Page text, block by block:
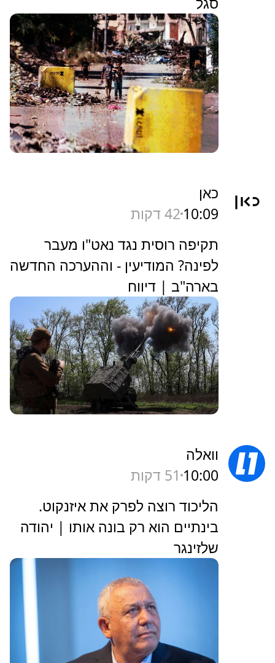
כאן
10:09 42 דקות
תקיפה רוסית נגד נאט"ו מעבר
לפינה? המודיעין - וההערכה החדשה
בארה"ב | דיווח
וואלה
10:00 51 דקות
הליכוד רוצה לפרק את איזנקוט.
בינתיים הוא רק בונה אותו | יהודה
שלזינגר